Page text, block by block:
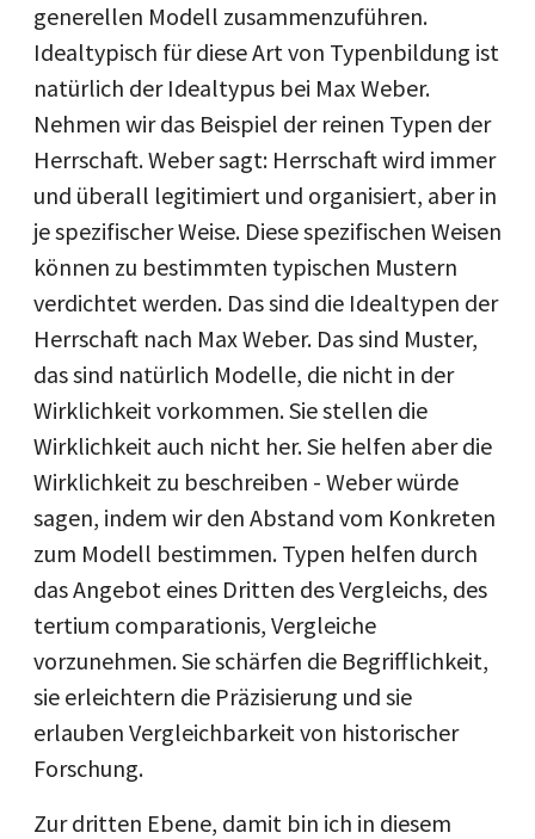
generellen Modell zusammenzuführen.
Idealtypisch für diese Art von Typenbildung ist
natürlich der Idealtypus bei Max Weber.
Nehmen wir das Beispiel der reinen Typen der
Herrschaft. Weber sagt: Herrschaft wird immer
und überall legitimiert und organisiert, aber in
je spezifischer Weise. Diese spezifischen Weisen
können zu bestimmten typischen Mustern
verdichtet werden. Das sind die Idealtypen der
Herrschaft nach Max Weber. Das sind Muster,
das sind natürlich Modelle, die nicht in der
Wirklichkeit vorkommen. Sie stellen die
Wirklichkeit auch nicht her. Sie helfen aber die
Wirklichkeit zu beschreiben - Weber würde
sagen, indem wir den Abstand vom Konkreten
zum Modell bestimmen. Typen helfen durch
das Angebot eines Dritten des Vergleichs, des
tertium comparationis, Vergleiche
vorzunehmen. Sie schärfen die Begrifflichkeit,
sie erleichtern die Präzisierung und sie
erlauben Vergleichbarkeit von historischer
Forschung.
Zur dritten Ebene, damit bin ich in diesem